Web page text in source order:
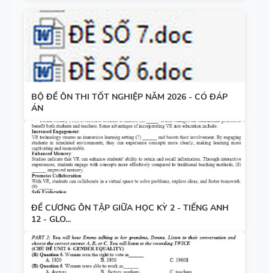
BỘ ĐỀ ÔN THI TỐT NGHIỆP NĂM 2026 - CÓ ĐÁP
ÁN
ĐỀ CƯƠNG ÔN TẬP GIỮA HỌC KỲ 2 - TIẾNG ANH
12 - GLO...